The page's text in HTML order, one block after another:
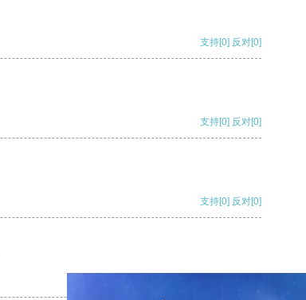
支持[0] 反对[0]
支持[0] 反对[0]
支持[0] 反对[0]